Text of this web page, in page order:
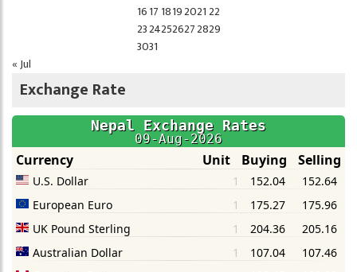
1617 1819202122
23242526272829
3031
« Jul
Exchange Rate